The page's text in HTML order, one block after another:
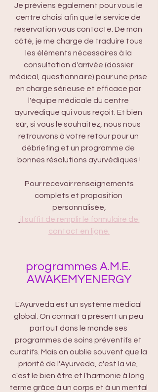
Je préviens également pour vous le
centre choisi afin que le service de
réservation vous contacte. De mon
côté, je me charge de traduire tous
les éléments nécessaires à la
consultation d'arrivée (dossier
médical, questionnaire) pour une prise
en charge sérieuse et efficace par
l'équipe médicale du centre
ayurvédique qui vous reçoit. Et bien
sûr, si vous le souhaitez, nous nous
retrouvons à votre retour pour un
débriefing et un programme de
bonnes résolutions ayurvédiques !
complets et proposition
personnalisée,
il suffit de remplir le formulaire de
contact en ligne.
programmes A.M.E.
AWAKEMYENERGY
L'Ayurveda est un système médical
global. On connaît à présent un peu
partout dans le monde ses
programmes de soins préventifs et
curatifs. Mais on oublie souvent que la
priorité de l'Ayurveda, c'est la vie,
c'est le bien être et l'harmonie à long
terme grâce à un corps et à un mental